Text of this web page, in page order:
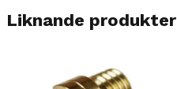
Liknande produkter